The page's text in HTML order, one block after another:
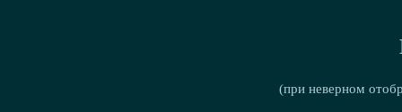
(при неверном